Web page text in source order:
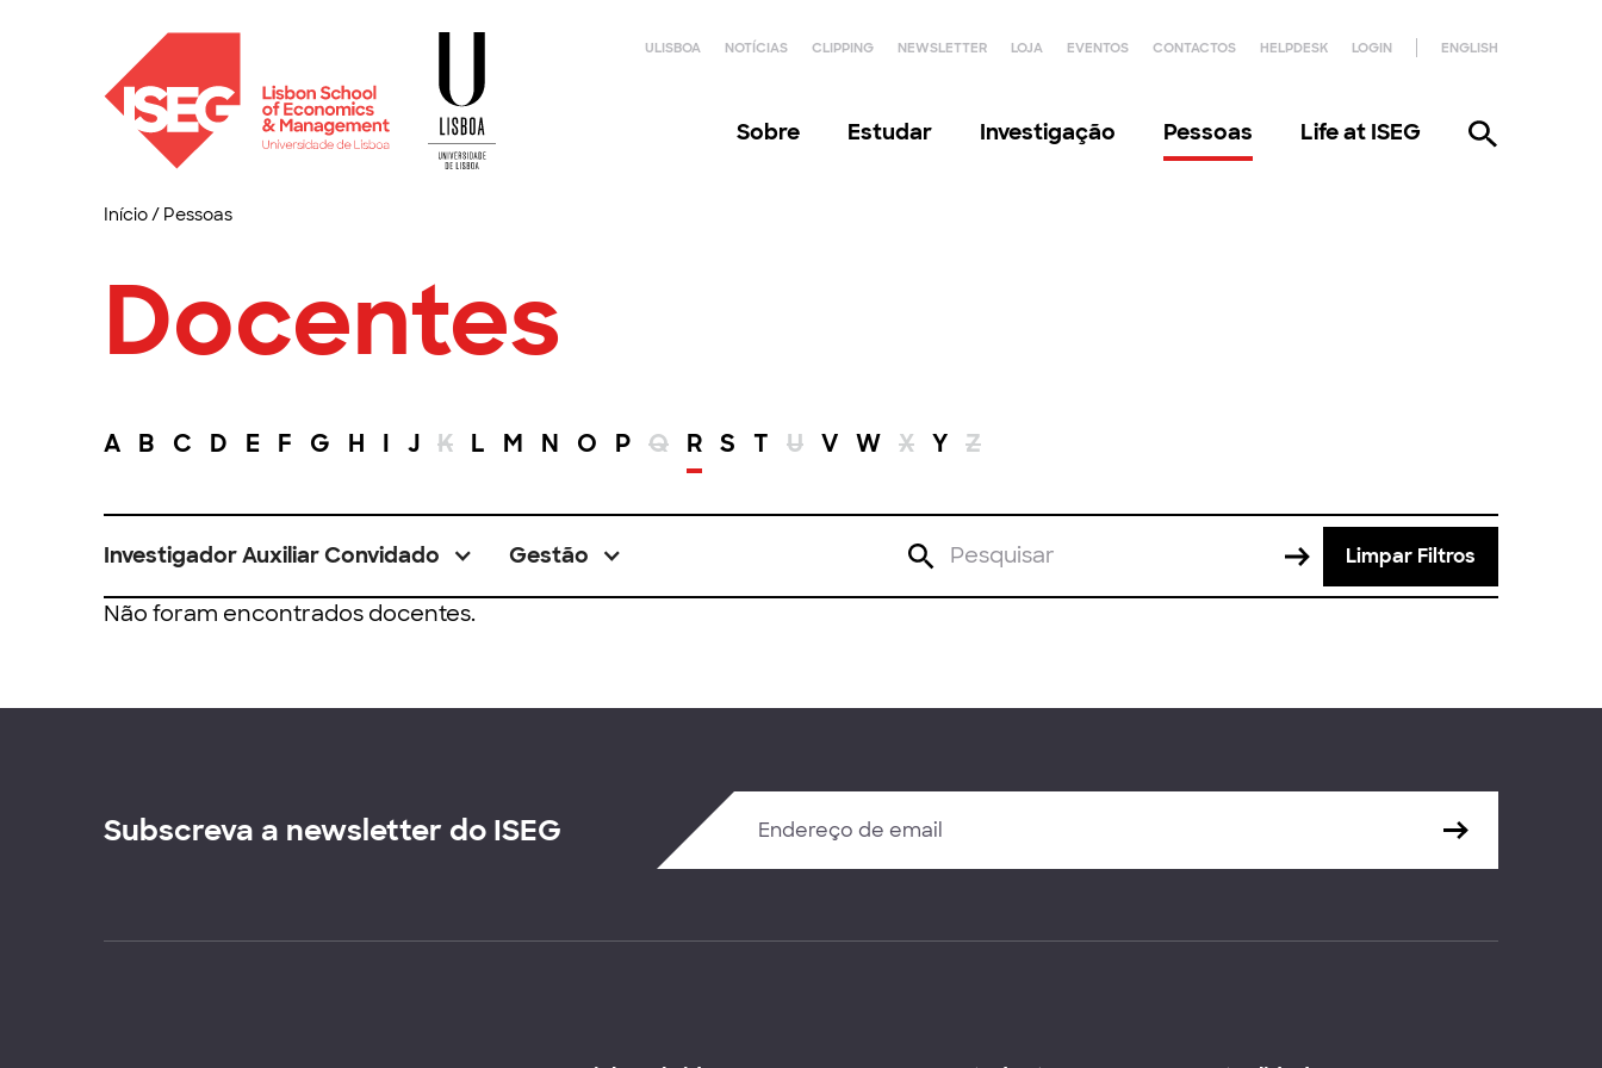
ULISBOA NOTÍCIAS CLIPPING NEWSLETTER LOJA EVENTOS CONTACTOS HELPDESK LOGIN ENGLISH
Sobre Estudar Investigação Pessoas Life at ISEG
Início/ Pessoas
Docentes
A B C D E F G H I J K L M N O P Q R S T U V W X Y Z
Investigador Auxiliar Convidado Gestão Limpar Filtros
Não foram encontrados docentes.
Subscreva a newsletter do ISEG